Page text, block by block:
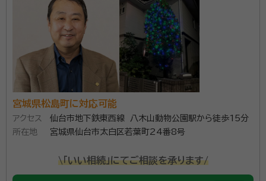
行政書士・保護司
宮城県行政書士会 / 一般社団法人コスモス成年後見サ
ポートセンター会員
宮城県松島町に対応可能
アクセス
仙台市地下鉄東西線 八木山動物公園駅から徒歩15分
所在地
宮城県仙台市太白区若葉町24番8号
\「いい相続」にてご相談を承ります/